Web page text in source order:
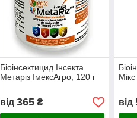
Біоінсектицид Інсекта
Метаріз ІмексАгро, 120 г
від 365₴ від